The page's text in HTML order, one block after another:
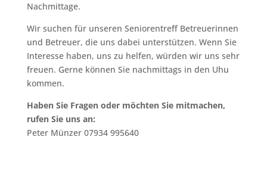
Nachmittage.
Wir suchen für unseren Seniorentreff Betreuerinnen
und Betreuer, die uns dabei unterstützen. Wenn Sie
Interesse haben, uns zu helfen, würden wir uns sehr
freuen. Gerne können Sie nachmittags in den Uhu
kommen.
Haben Sie Fragen oder möchten Sie mitmachen,
rufen Sie uns an:
Peter Münzer 07934 995640